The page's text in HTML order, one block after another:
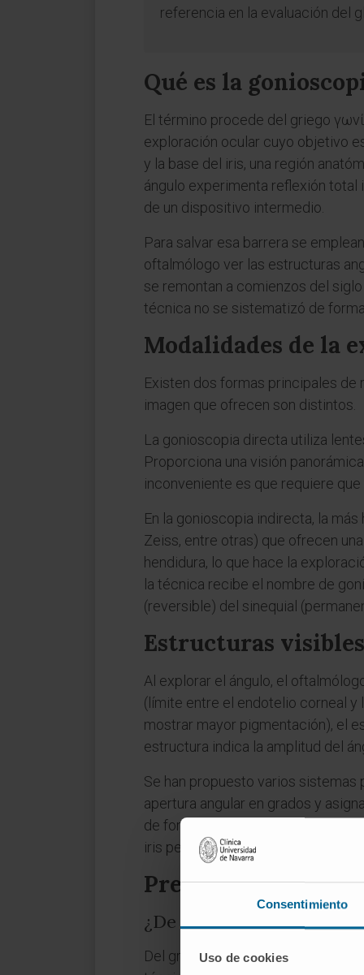
Consentimiento
Uso de cookies
referencia en la evaluación del
Qué es la
El término procede del griego
exploración ocular cuyo objetivo
y la base del iris, una región
ángulo experimenta reflexión total
de un dispositivo intermedio.
Para salvar esa barrera se
oftalmólogo ver las estructuras
se remontan a comienzos del
técnica no se sistematizó de
Modalidades de la
Existen dos formas principales de
imagen que ofrecen son distintos.
La gonioscopia directa utiliza
Proporciona una visión
inconveniente es que requiere
En la gonioscopia indirecta, la
Zeiss, entre otras) que ofrecen
hendidura, lo que hace la
la técnica recibe el nombre de
(reversible) del sinequial
Estructuras
Al explorar el ángulo, el
(límite entre el endotelio corneal y
mostrar mayor pigmentación), el
estructura indica la amplitud del
Se han propuesto varios sistemas
apertura angular en grados y
de forma inversa según las
iris periférico y la posición de su
Preguntas
¿De dónde procede la
Del griego γωνία (gonía